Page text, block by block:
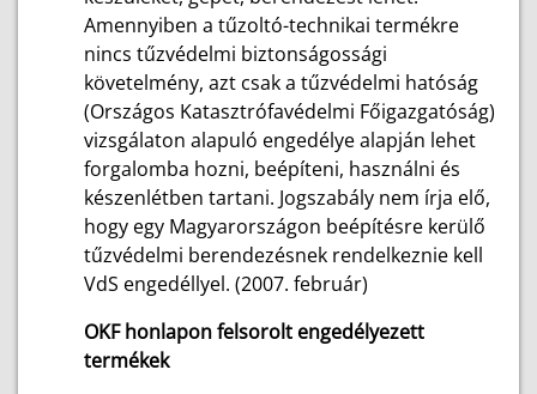
Amennyiben a tűzoltó-technikai termékre
nincs tűzvédelmi biztonságossági
követelmény, azt csak a tűzvédelmi hatóság
(Országos Katasztrófavédelmi Főigazgatóság)
vizsgálaton alapuló engedélye alapján lehet
forgalomba hozni, beépíteni, használni és
készenlétben tartani. Jogszabály nem írja elő,
hogy egy Magyarországon beépítésre kerülő
tűzvédelmi berendezésnek rendelkeznie kell
VdS engedéllyel. (2007. február)
OKF honlapon felsorolt engedélyezett
termékek